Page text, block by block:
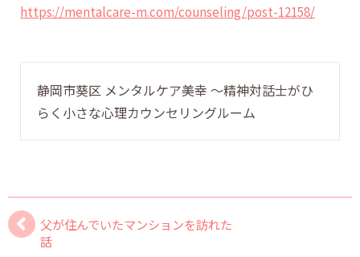
https://mentalcare-m.com/counseling/post-12158/
静岡市葵区 メンタルケア美幸 〜精神対話士がひ
らく小さな心理カウンセリングルーム
父が住んでいたマンションを訪れた
話